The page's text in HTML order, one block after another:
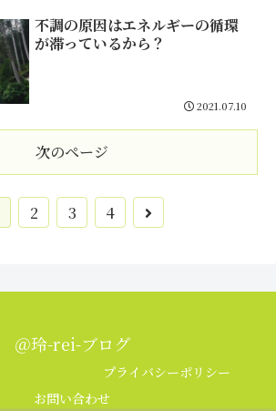
不調の原因はエネルギーの循環
が滞っているから？
2021.07.10
次のページ
2 3 4
＠玲-rei-ブログ
プライバシーポリシー
お問い合わせ